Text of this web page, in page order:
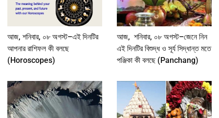
আজ, শনিবার, ০৮ অগস্ট–এই দিনটির
আপনার রাশিফল কী বলছে
(Horoscopes)
আজ, শনিবার, ০৮ অগস্ট–জেনে নিন
এই দিনটির বিশুদ্ধ ও সূর্য সিদ্ধান্ত মতে
পঞ্জিকা কী বলছে (Panchang)